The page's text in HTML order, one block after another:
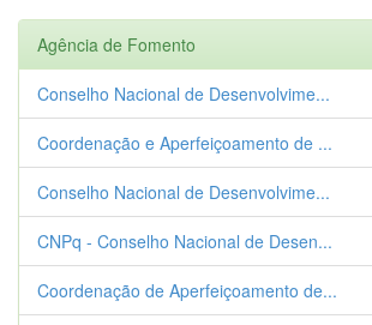
Agência de Fomento
Conselho Nacional de Desenvolvime...
Coordenação e Aperfeiçoamento de ...
Conselho Nacional de Desenvolvime...
CNPq - Conselho Nacional de Desen...
Coordenação de Aperfeiçoamento de...